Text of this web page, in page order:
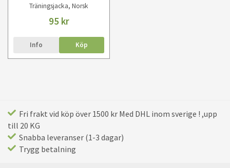
Träningsjacka, Norsk
95 kr
Info Köp
Fri frakt vid köp över 1500 kr Med DHL inom sverige ! ,upp
till 20 KG
Snabba leveranser (1-3 dagar)
Trygg betalning